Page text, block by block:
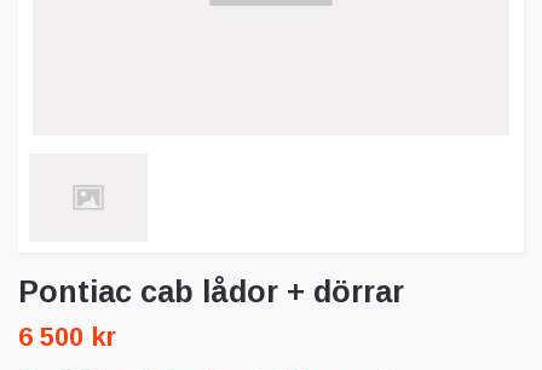
Pontiac cab lådor + dörrar
6 500 kr